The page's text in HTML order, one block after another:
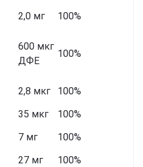
2,0 мг
100%
600 мкг
ДФЕ
100%
2,8 мкг
100%
35 мкг
100%
7 мг
100%
27 мг
100%